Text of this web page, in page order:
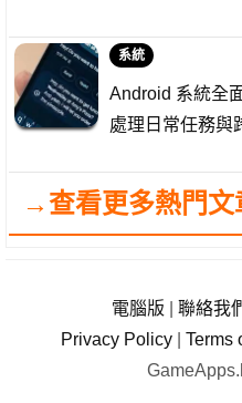
系統
Android 系統全
處理日常任務與
→查看更多熱門文
電腦版 聯絡我
Privacy Policy
Terms